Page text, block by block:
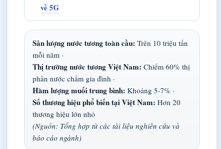
về 5G
Sản lượng nước tương toàn cầu: Trên 10 triệu tấn
mỗi năm ·
Thị trường nước tương Việt Nam: Chiếm 60% thị
phần nước chấm gia đình ·
Hàm lượng muối trung bình: Khoảng 5-7% ·
Số thương hiệu phổ biến tại Việt Nam: Hơn 20
thương hiệu lớn nhỏ
(Nguồn: Tổng hợp từ các tài liệu nghiên cứu và
báo cáo ngành)